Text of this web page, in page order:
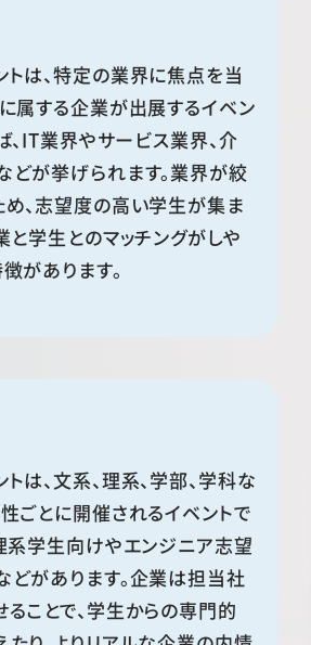
は、特定の業界に焦点を当
属する企業が出展するイベン
、IT業界やサービス業界、介
どが挙げられます。業界が絞
め、志望度の高い学生が集ま
と学生とのマッチングがしや
があります。
は、文系、理系、学部、学科な
ごとに開催されるイベントで
系学生向けやエンジニア志望
どがあります。企業は担当社
ことで、学生からの専門的